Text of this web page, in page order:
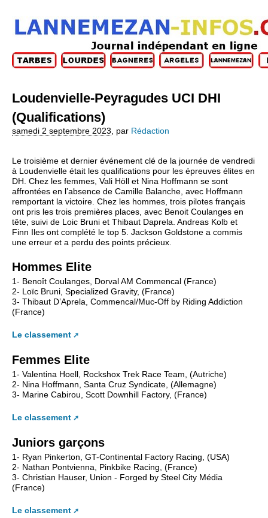
Loudenvielle-Peyragudes UCI DHI
(Qualifications)
samedi 2 septembre 2023 par Rédaction
Le troisième et dernier événement clé de la journée de vendredi
à Loudenvielle était les qualifications pour les épreuves élites en
DH. Chez les femmes, Vali Höll et Nina Hoffmann se sont
affrontées en l’absence de Camille Balanche, avec Hoffmann
remportant la victoire. Chez les hommes, trois pilotes français
ont pris les trois premières places, avec Benoit Coulanges en
tête, suivi de Loic Bruni et Thibaut Daprela. Andreas Kolb et
Finn Iles ont complété le top 5. Jackson Goldstone a commis
une erreur et a perdu des points précieux.
Hommes Elite
1- Benoît Coulanges, Dorval AM Commencal (France)
2- Loïc Bruni, Specialized Gravity, (France)
3- Thibaut D’Aprela, Commencal/Muc-Off by Riding Addiction
(France)
Le classement
Femmes Elite
1- Valentina Hoell, Rockshox Trek Race Team, (Autriche)
2- Nina Hoffmann, Santa Cruz Syndicate, (Allemagne)
3- Marine Cabirou, Scott Downhill Factory, (France)
Le classement
Juniors garçons
1- Ryan Pinkerton, GT-Continental Factory Racing, (USA)
2- Nathan Pontvienna, Pinkbike Racing, (France)
3- Christian Hauser, Union - Forged by Steel City Média
(France)
Le classement